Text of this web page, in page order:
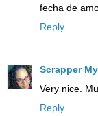
fecha de
Reply
Scrapper
Very nice.
Reply